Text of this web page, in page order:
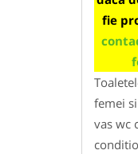
fie
femei
vas wc